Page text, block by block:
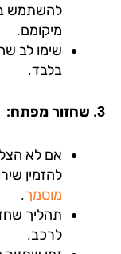
להשתמש
מיקומם.
שימו לב שחלק
בלבד.
אם לא
להזמין
מוסמך.
תהליך שחזור
לרכב.